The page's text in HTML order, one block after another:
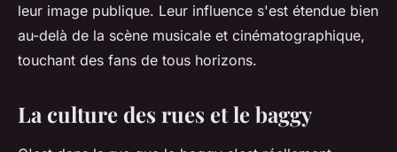
leur image publique. Leur influence s'est étendue bien
au-delà de la scène musicale et cinématographique,
touchant des fans de tous horizons.
La culture des rues et le baggy